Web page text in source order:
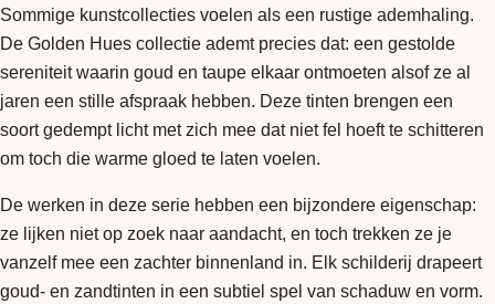
Sommige kunstcollecties voelen als een rustige ademhaling.
De Golden Hues collectie ademt precies dat: een gestolde
sereniteit waarin goud en taupe elkaar ontmoeten alsof ze al
jaren een stille afspraak hebben. Deze tinten brengen een
soort gedempt licht met zich mee dat niet fel hoeft te schitteren
om toch die warme gloed te laten voelen.
De werken in deze serie hebben een bijzondere eigenschap:
ze lijken niet op zoek naar aandacht, en toch trekken ze je
vanzelf mee een zachter binnenland in. Elk schilderij drapeert
goud- en zandtinten in een subtiel spel van schaduw en vorm.